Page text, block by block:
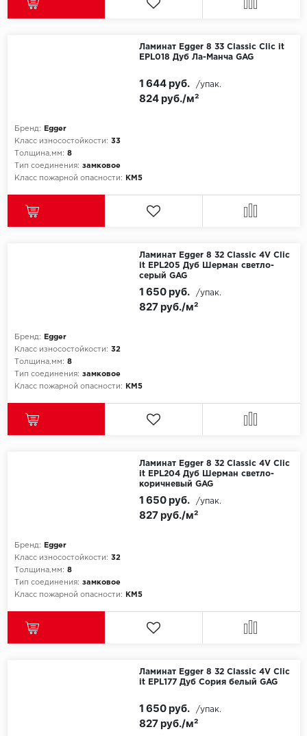
Ламинат Egger 8 33 Classic Clic it
EPL018 Дуб Ла-Манча GAG
Бренд:
Egger
Класс износостойкости: 33
Толщина,мм: 8
Тип соединения: замковое
Класс пожарной опасности:
КМ5
824 руб./м²
1 644 руб. /упак.
Ламинат Egger 8 32 Classic 4V Clic
it EPL205 Дуб Шерман светло-
серый GAG
Бренд:
Egger
Класс износостойкости: 32
Толщина,мм: 8
Тип соединения: замковое
Класс пожарной опасности:
КМ5
827 руб./м²
1 650 руб. /упак.
Ламинат Egger 8 32 Classic 4V Clic
it EPL204 Дуб Шерман светло-
коричневый GAG
Бренд:
Egger
Класс износостойкости: 32
Толщина,мм: 8
Тип соединения: замковое
Класс пожарной опасности:
КМ5
827 руб./м²
1 650 руб. /упак.
Ламинат Egger 8 32 Classic 4V Clic
it EPL177 Дуб Сория белый GAG
827 руб./м²
1 650 руб. /упак.